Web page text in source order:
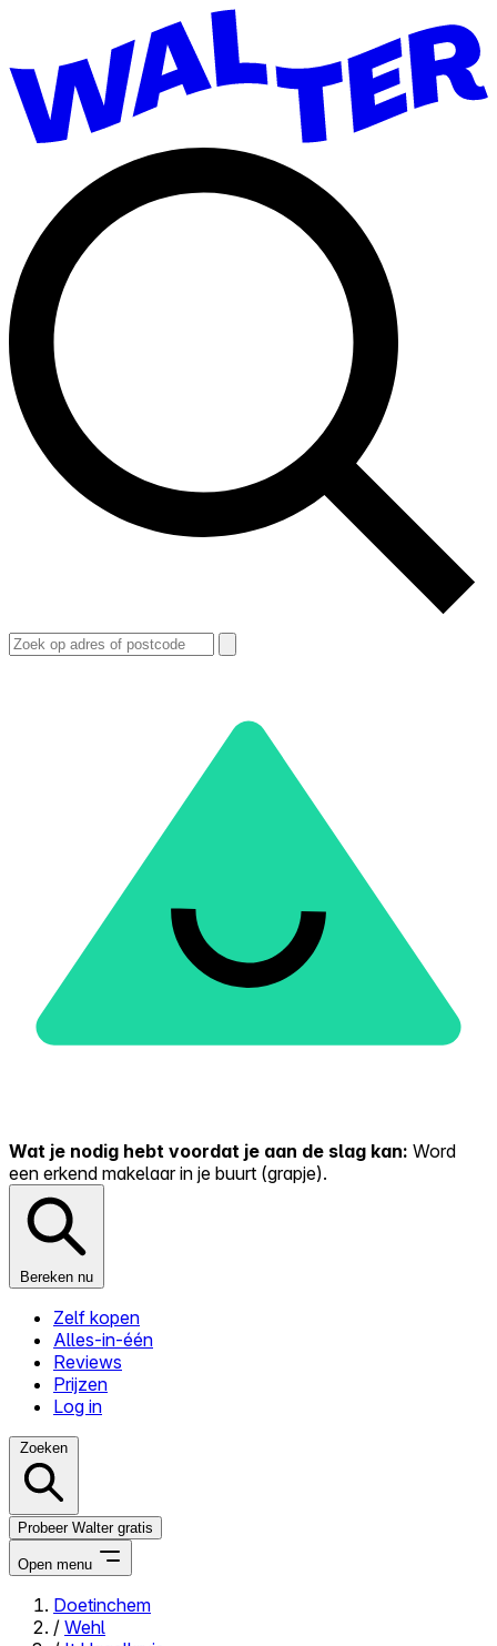
Wat je nodig hebt voordat je aan de slag kan: Word
een erkend makelaar in je buurt (grapje).
Bereken nu
Zelf kopen
Alles-in-één
Reviews
Prijzen
Log in
Zoeken
Probeer Walter gratis
Open menu
Close menu
Doetinchem
/ Wehl